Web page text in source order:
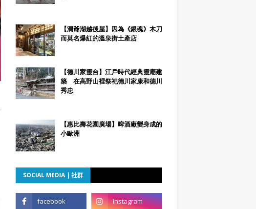
【洞爺湖越後屋】因為《銀魂》木刀
而莫名爆紅的溫泉街土產店
【德川家靈台】江戶時代經典靈廟建
築 在高野山裡祭祀德川家康和德川
秀忠
【惠比壽花園廣場】啤酒廠變身成的
小歐洲
SOCIAL MEDIA | 社群